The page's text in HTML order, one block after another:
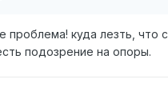
проблема! куда лезть,
подозрение на опоры.